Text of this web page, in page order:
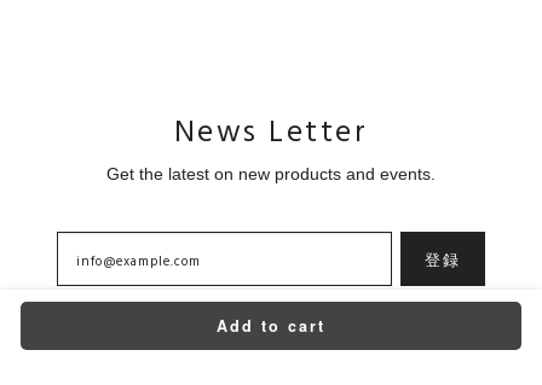
Add to cart
News Letter
Get the latest on new products and events.
登録